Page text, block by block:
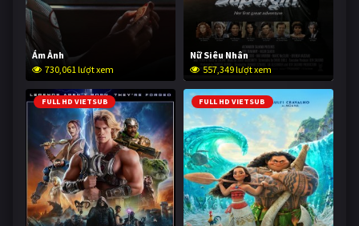
Ám Ảnh
730,061 lượt xem
Nữ Siêu Nhân
557,349 lượt xem
FULL HD VIETSUB FULL HD VIETSUB